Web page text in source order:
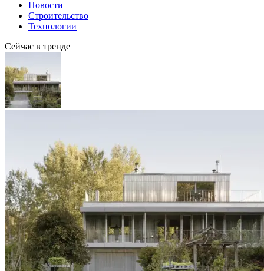
Новости
Строительство
Технологии
Сейчас в тренде